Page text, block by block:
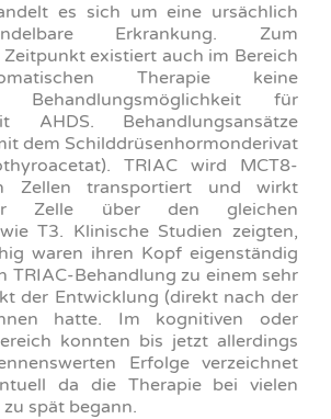
es sich um eine ursächlich
Erkrankung. Zum
existiert auch im Bereich
Therapie keine
Behandlungsmöglichkeit für
AHDS. Behandlungsansätze
dem Schilddrüsenhormonderivat
TRIAC wird MCT8-
Zellen transportiert und wirkt
Zelle über den gleichen
T3. Klinische Studien zeigten,
waren ihren Kopf eigenständig
TRIAC-Behandlung zu einem sehr
der Entwicklung (direkt nach der
hatte. Im kognitiven oder
konnten bis jetzt allerdings
Erfolge verzeichnet
da die Therapie bei vielen
spät begann.